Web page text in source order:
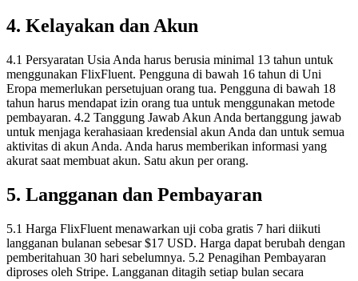
4. Kelayakan dan Akun
4.1 Persyaratan Usia Anda harus berusia minimal 13 tahun untuk
menggunakan FlixFluent. Pengguna di bawah 16 tahun di Uni
Eropa memerlukan persetujuan orang tua. Pengguna di bawah 18
tahun harus mendapat izin orang tua untuk menggunakan metode
pembayaran. 4.2 Tanggung Jawab Akun Anda bertanggung jawab
untuk menjaga kerahasiaan kredensial akun Anda dan untuk semua
aktivitas di akun Anda. Anda harus memberikan informasi yang
akurat saat membuat akun. Satu akun per orang.
5. Langganan dan Pembayaran
5.1 Harga FlixFluent menawarkan uji coba gratis 7 hari diikuti
langganan bulanan sebesar $17 USD. Harga dapat berubah dengan
pemberitahuan 30 hari sebelumnya. 5.2 Penagihan Pembayaran
diproses oleh Stripe. Langganan ditagih setiap bulan secara